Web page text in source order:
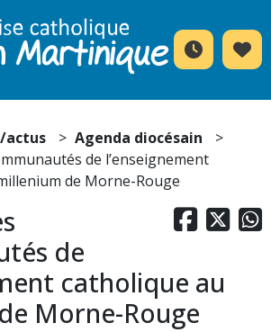
actus
Agenda diocésain
de l’enseignement
de Morne-Rouge
  
de
catholique au
Morne-Rouge